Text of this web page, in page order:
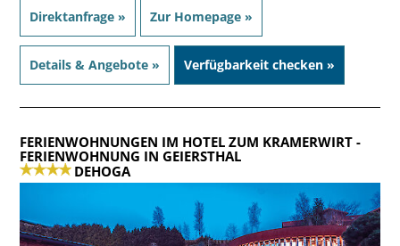
Direktanfrage » Zur Homepage »
Details & Angebote » Verfügbarkeit checken »
FERIENWOHNUNGEN IM HOTEL ZUM KRAMERWIRT-
FERIENWOHNUNG IN GEIERSTHAL
DEHOGA